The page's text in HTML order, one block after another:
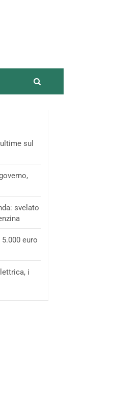
sul
svelato
euro
i